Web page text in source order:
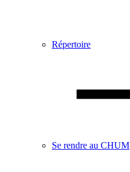
Répertoire
Se rendre au CHUM